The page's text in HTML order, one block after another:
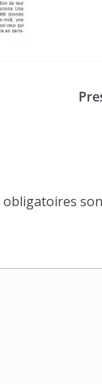
obligatoires